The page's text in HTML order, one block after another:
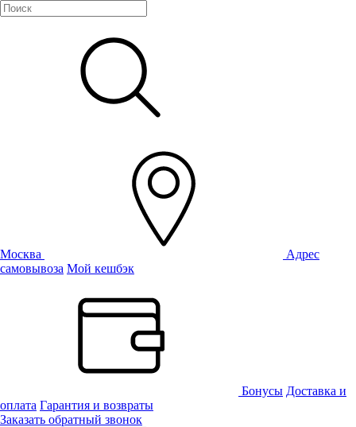
Москва
Адрес
самовывоза Мой кешбэк
Бонусы Доставка и
оплата Гарантия и возвраты
Заказать обратный звонок